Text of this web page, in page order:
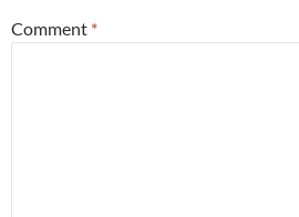
Comment *